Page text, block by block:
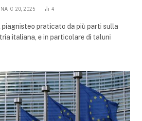
20, 2025 4
piagnisteo praticato da più parti sulla
italiana, e in particolare di taluni